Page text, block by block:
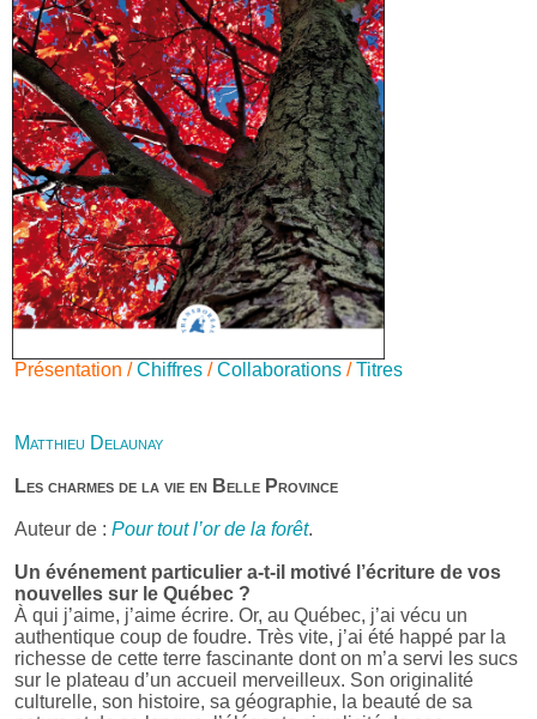
Présentation /Chiffres /Collaborations /Titres
Matthieu Delaunay
Les charmes de la vie en Belle Province
Auteur de : Pour tout l’or de la forêt.
Un événement particulier a-t-il motivé l’écriture de vos
nouvelles sur le Québec ?
À qui j’aime, j’aime écrire. Or, au Québec, j’ai vécu un
authentique coup de foudre. Très vite, j’ai été happé par la
richesse de cette terre fascinante dont on m’a servi les sucs
sur le plateau d’un accueil merveilleux. Son originalité
culturelle, son histoire, sa géographie, la beauté de sa